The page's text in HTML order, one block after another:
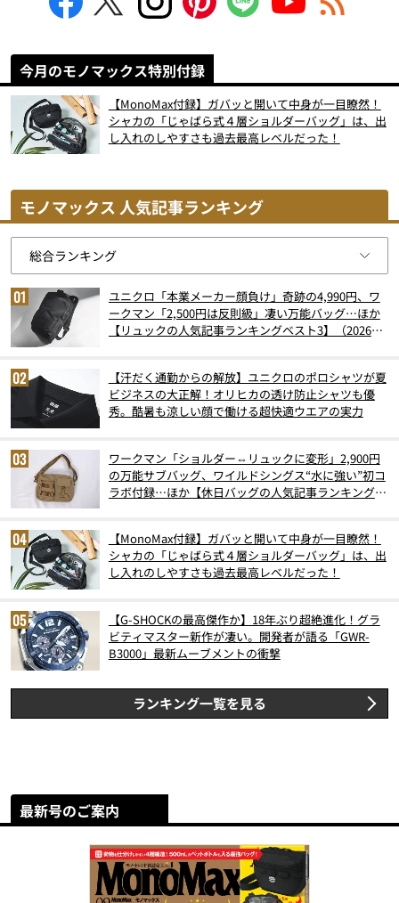
今月のモノマックス特別付録
【MonoMax付録】ガバッと開いて中身が一目瞭然！
シャカの「じゃばら式４層ショルダーバッグ」は、出
し入れのしやすさも過去最高レベルだった！
モノマックス 人気記事ランキング
ユニクロ「本業メーカー顔負け」奇跡の4,990円、ワ
ークマン「2,500円は反則級」凄い万能バッグ…ほか
【リュックの人気記事ランキングベスト3】（2026年
【汗だく通勤からの解放】ユニクロのポロシャツが夏
ビジネスの大正解！オリヒカの透け防止シャツも優
秀。酷暑も涼しい顔で働ける超快適ウエアの実力
ワークマン「ショルダー⇔リュックに変形」2,900円
の万能サブバッグ、ワイルドシングス“水に強い”初コ
ラボ付録…ほか【休日バッグの人気記事ランキングベ
【MonoMax付録】ガバッと開いて中身が一目瞭然！
シャカの「じゃばら式４層ショルダーバッグ」は、出
し入れのしやすさも過去最高レベルだった！
【G-SHOCKの最高傑作か】18年ぶり超絶進化！グラ
ビティマスター新作が凄い。開発者が語る「GWR-
B3000」最新ムーブメントの衝撃
ランキング一覧を見る
最新号のご案内